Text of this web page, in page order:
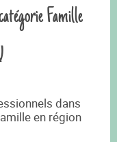
Famille
dans
en région